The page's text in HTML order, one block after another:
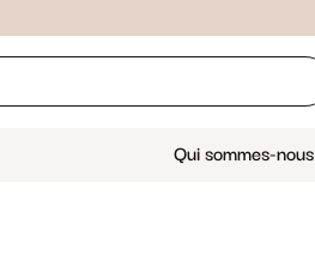
Qui sommes-nous